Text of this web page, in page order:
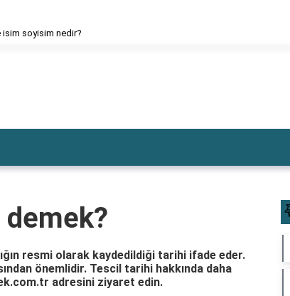
isim soyisim nedir?
resmi olarak kaydedildiği tarihi ifade eder.
önemlidir. Tescil tarihi hakkında daha
adresini ziyaret edin.